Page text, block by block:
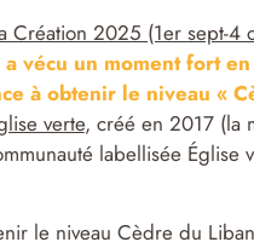
Création 2025 (1er sept-4
vécu un moment fort en
à obtenir le niveau «
verte, créé en 2017 (la
labellisée Église
le niveau Cèdre du